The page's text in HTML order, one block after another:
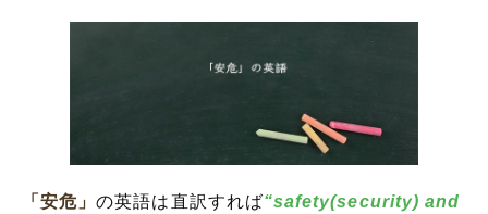
「安危」の英語は直訳すれば“safety(security) and